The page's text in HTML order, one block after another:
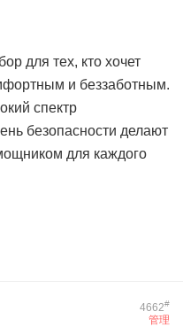
для тех, кто хочет
и беззаботным.
спектр
безопасности делают
для каждого
4662#
管理